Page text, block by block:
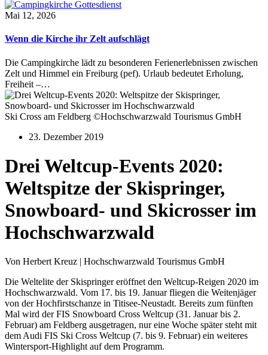
Mai 12, 2026
Wenn die Kirche ihr Zelt aufschlägt
Die Campingkirche lädt zu besonderen Ferienerlebnissen zwischen
Zelt und Himmel ein Freiburg (pef). Urlaub bedeutet Erholung,
Freiheit –…
Ski Cross am Feldberg ©Hochschwarzwald Tourismus GmbH
23. Dezember 2019
Drei Weltcup-Events 2020:
Weltspitze der Skispringer,
Snowboard- und Skicrosser im
Hochschwarzwald
Von Herbert Kreuz | Hochschwarzwald Tourismus GmbH
Die Weltelite der Skispringer eröffnet den Weltcup-Reigen 2020 im
Hochschwarzwald. Vom 17. bis 19. Januar fliegen die Weitenjäger
von der Hochfirstschanze in Titisee-Neustadt. Bereits zum fünften
Mal wird der FIS Snowboard Cross Weltcup (31. Januar bis 2.
Februar) am Feldberg ausgetragen, nur eine Woche später steht mit
dem Audi FIS Ski Cross Weltcup (7. bis 9. Februar) ein weiteres
Wintersport-Highlight auf dem Programm.